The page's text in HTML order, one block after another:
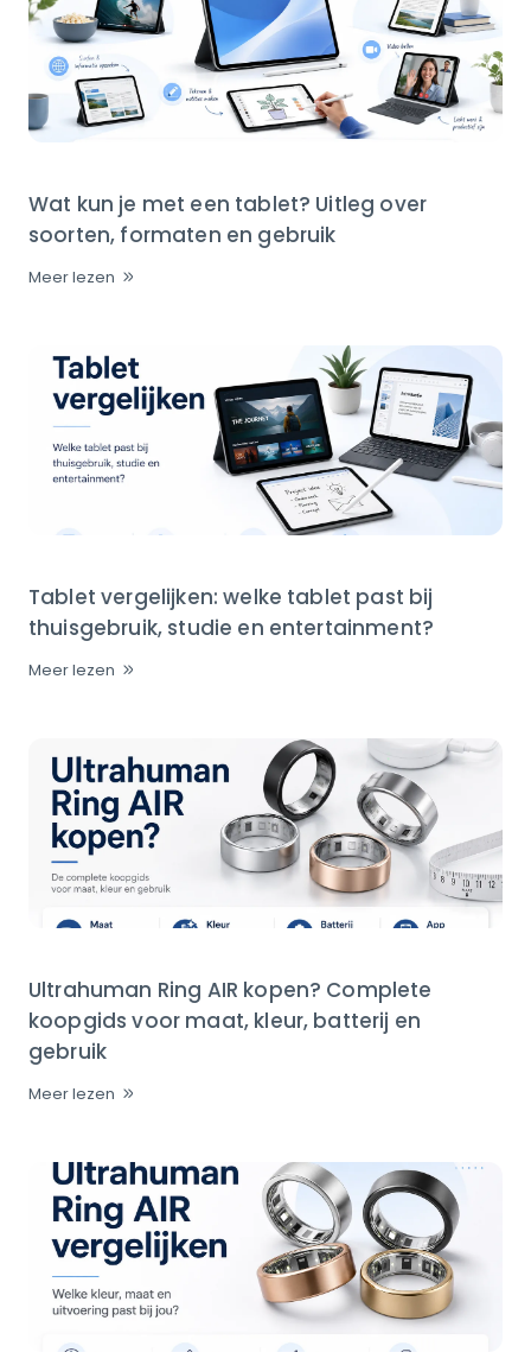
Wat kun je met een tablet? Uitleg over
soorten, formaten en gebruik
Meer lezen
Tablet vergelijken: welke tablet past bij
thuisgebruik, studie en entertainment?
Meer lezen
Ultrahuman Ring AIR kopen? Complete
koopgids voor maat, kleur, batterij en
gebruik
Meer lezen